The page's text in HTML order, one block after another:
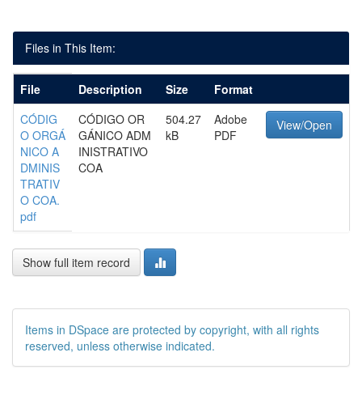
Files in This Item:
File Description Size
Format
CÓDIG
O ORGÁ
NICO A
DMINIS
TRATIV
O COA.
pdf
CÓDIGO OR
GÁNICO ADM
INISTRATIVO
COA
504.27
kB
Adobe
PDF
View/Open
Show full item record
Items in DSpace are protected by copyright, with all rights
reserved, unless otherwise indicated.